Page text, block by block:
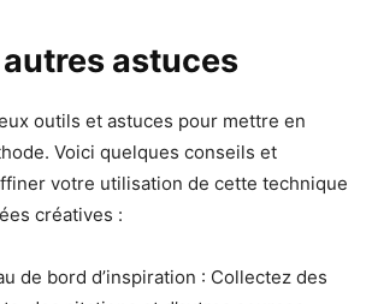
astuces
outils et astuces pour mettre en
Voici quelques conseils et
votre utilisation de cette technique
créatives :
de bord d’inspiration : Collectez des